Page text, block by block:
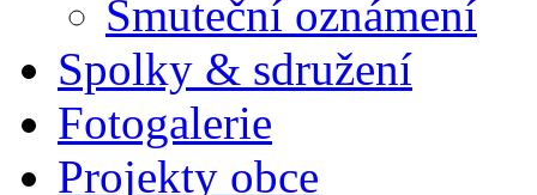
Smuteční oznámení
Spolky & sdružení
Fotogalerie
Projekty obce